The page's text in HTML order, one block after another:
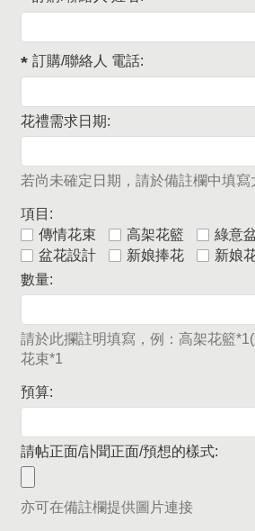
訂購/聯絡人 電話:
花禮需求日期:
若尚未確定日期，請於備註欄中填寫
項目:
傳情花束
高架花籃 綠意
盆花設計
新娘捧花 新娘
數量:
請於此攔註明填寫，例：高架花籃
花束*1
預算:
請帖正面/訃聞正面/預想的樣式:
亦可在備註欄提供圖片連接